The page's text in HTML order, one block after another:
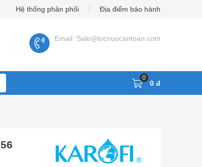
Hệ thống phân phối Địa điểm bảo hành
Email: Sale@locnuocantoan.com
0
0 đ